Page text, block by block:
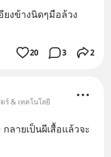
ยงข้างนิดๆมือล้วง
20 3 2
ร์ & เทคโนโลยี
ลายเป็นผีเสื้อแล้วจะ